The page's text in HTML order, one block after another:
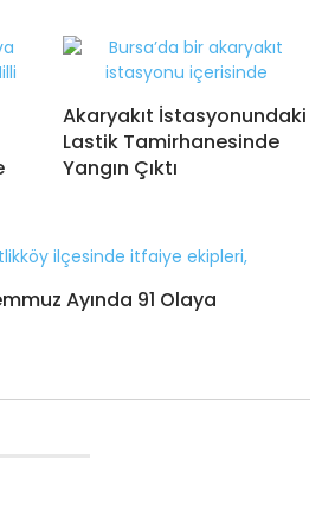
Akaryakıt İstasyonundaki
Lastik Tamirhanesinde
Yangın Çıktı
Ayında 91 Olaya